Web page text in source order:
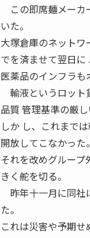
この即席麺メーカ
いた。
大塚倉庫のネット
でを済ませて翌日に
医薬品のインフラ
輸液というロット
品質 管理基準の厳
しか し、これまで
開放してこなかった。
それを改めグルー
きく舵を切る。
昨年十一月に同社
た。
これは災害や予期